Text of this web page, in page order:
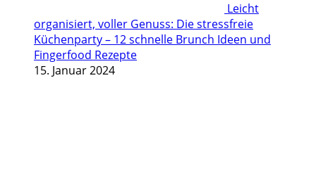
Leicht
organisiert, voller Genuss: Die stressfreie
Küchenparty – 12 schnelle Brunch Ideen und
Fingerfood Rezepte
15. Januar 2024